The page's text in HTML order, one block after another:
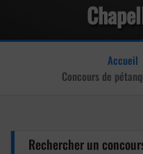
Accueil
Concours de
Rechercher un